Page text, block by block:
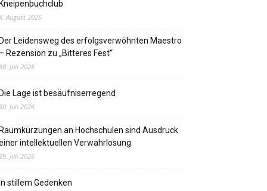
Kneipenbuchclub
August 2026
Der Leidensweg des erfolgsverwöhnten Maestro
– Rezension zu „Bitteres Fest“
Juli 2026
Die Lage ist besäufniserregend
Juli 2026
Raumkürzungen an Hochschulen sind Ausdruck
intellektuellen Verwahrlosung
Juli 2026
In stillem Gedenken